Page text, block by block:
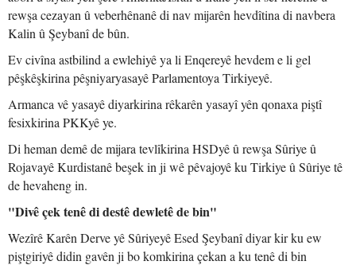
rewşa cezayan û veberhênanê di nav mijarên hevdîtina di navbera
Kalin û Şeybanî de bûn.
Ev civîna astbilind a ewlehiyê ya li Enqereyê hevdem e li gel
pêşkêşkirina pêşniyaryasayê Parlamentoya Tirkiyeyê.
Armanca vê yasayê diyarkirina rêkarên yasayî yên qonaxa piştî
fesixkirina PKKyê ye.
Di heman demê de mijara tevlîkirina HSDyê û rewşa Sûriye û
Rojavayê Kurdistanê beşek in ji wê pêvajoyê ku Tirkiye û Sûriye tê
de hevaheng in.
"Divê çek tenê di destê dewletê de bin"
Wezîrê Karên Derve yê Sûriyeyê Esed Şeybanî diyar kir ku ew
piştgiriyê didin gavên ji bo komkirina çekan a ku tenê di bin